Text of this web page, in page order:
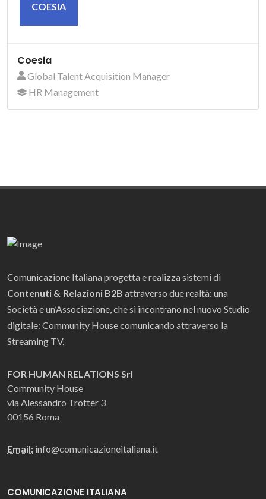
COESIA
Coesia
Global Talent Acquisition Manager
HR Management
Comunicazione Italiana progetta e realizza sistemi di
Contenuti & Relazioni B2B attraverso due realtà: una
Società e un’Associazione, che si incontrano nel nuovo Studio
digitale: Community House comunicando attraverso la
Streaming TV.
FOR HUMAN RELATIONS Srl
Community House
via Alessandro Trotter 3
00156 Roma
Email: info@comunicazioneitaliana.it
COMUNICAZIONE ITALIANA